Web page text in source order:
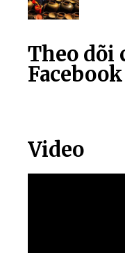
Theo dõi
Facebook
Video